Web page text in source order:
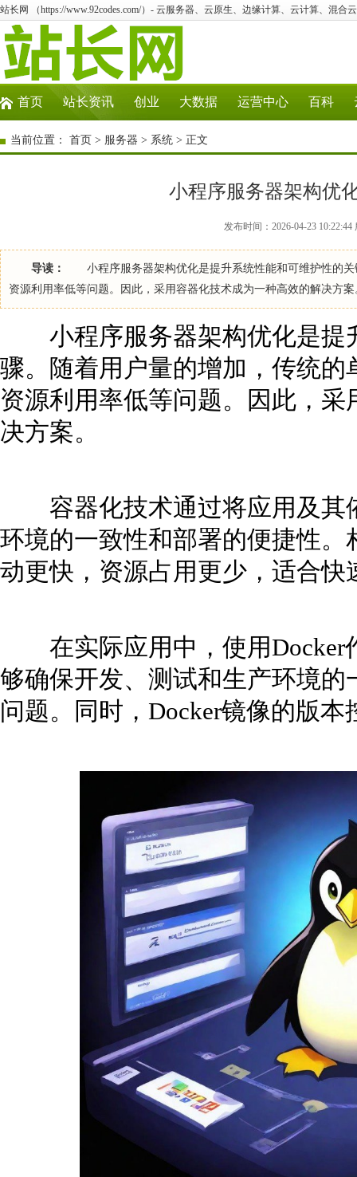
站长网 （https://www.92codes.com/）- 云服务器、云原生、边缘计算、云计算、混合
首页 站长资讯 创业 大数据 运营中心 百科
当前位置： 首页 > 服务器 > 系统 > 正文
小程序服务器架构优
发布时间：2026-04-23
导读：
小程序服务器架构优化是提升系统性能和可维护性的关
资源利用率低等问题。因此，采用容器化技术成为一种高效的解决
小程序服务器架构优化是提
骤。随着用户量的增加，传统
资源利用率低等问题。因此，
决方案。
容器化技术通过将应用及其
环境的一致性和部署的便捷性
动更快，资源占用更少，适合快
在实际应用中，使用Docker
够确保开发、测试和生产环境
问题。同时，Docker镜像的版